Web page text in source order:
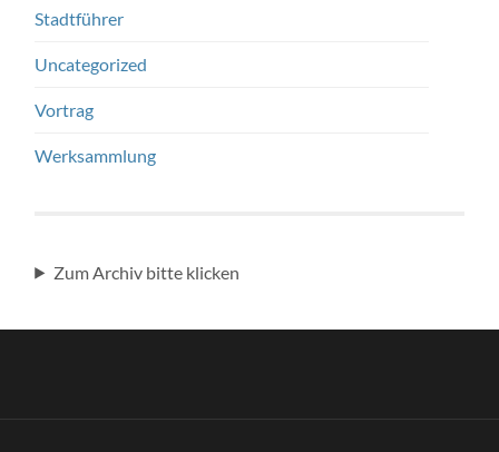
Stadtführer
Uncategorized
Vortrag
Werksammlung
Zum Archiv bitte klicken